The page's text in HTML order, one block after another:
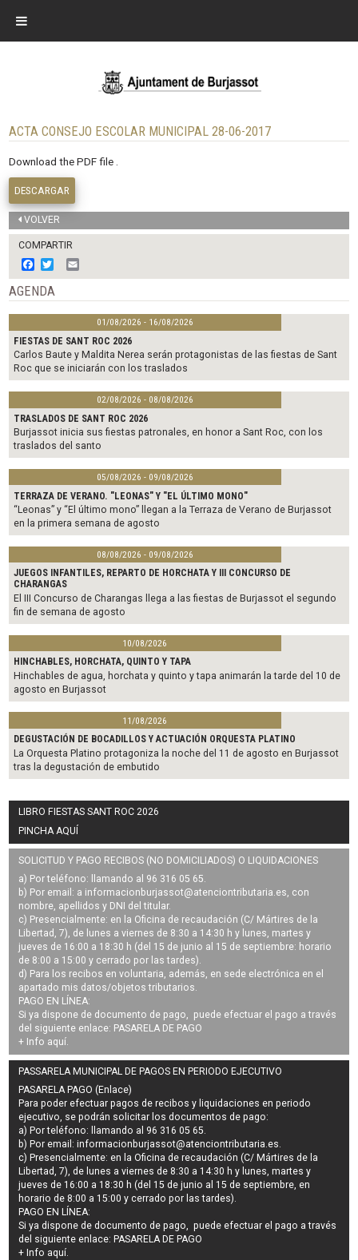
ACTA CONSEJO ESCOLAR MUNICIPAL 28-06-2017
Download the PDF file .
DESCARGAR
VOLVER
COMPARTIR
F
a
c
e
b
o
o
k
w
i
t
t
e
r
m
i
l
AGENDA
01/08/2026 - 16/08/2026
FIESTAS DE SANT ROC 2026
Carlos Baute y Maldita Nerea serán protagonistas de las fiestas de Sant
Roc que se iniciarán con los traslados
02/08/2026 - 08/08/2026
TRASLADOS DE SANT ROC 2026
Burjassot inicia sus fiestas patronales, en honor a Sant Roc, con los
traslados del santo
05/08/2026 - 09/08/2026
TERRAZA DE VERANO. "LEONAS" Y "EL ÚLTIMO MONO"
“Leonas” y “El último mono” llegan a la Terraza de Verano de Burjassot
en la primera semana de agosto
08/08/2026 - 09/08/2026
JUEGOS INFANTILES, REPARTO DE HORCHATA Y III CONCURSO DE
CHARANGAS
El III Concurso de Charangas llega a las fiestas de Burjassot el segundo
fin de semana de agosto
10/08/2026
HINCHABLES, HORCHATA, QUINTO Y TAPA
Hinchables de agua, horchata y quinto y tapa animarán la tarde del 10 de
agosto en Burjassot
11/08/2026
DEGUSTACIÓN DE BOCADILLOS Y ACTUACIÓN ORQUESTA PLATINO
La Orquesta Platino protagoniza la noche del 11 de agosto en Burjassot
tras la degustación de embutido
LIBRO FIESTAS SANT ROC 2026
PINCHA AQUÍ
SOLICITUD Y PAGO RECIBOS (NO DOMICILIADOS) O LIQUIDACIONES
a) Por teléfono: llamando al 96 316 05 65.
b) Por email: a informacionburjassot@atenciontributaria.es, con
nombre, apellidos y DNI del titular.
c) Presencialmente: en la Oficina de recaudación (C/ Mártires de la
Libertad, 7), de lunes a viernes de 8:30 a 14:30 h y lunes, martes y
jueves de 16:00 a 18:30 h (del 15 de junio al 15 de septiembre: horario
de 8:00 a 15:00 y cerrado por las tardes).
d) Para los recibos en voluntaria, además, en sede electrónica en el
apartado mis datos/objetos tributarios.
PAGO EN LÍNEA:
Si ya dispone de documento de pago, puede efectuar el pago a través
del siguiente enlace: PASARELA DE PAGO
+ Info aquí.
PASSARELA MUNICIPAL DE PAGOS EN PERIODO EJECUTIVO
PASARELA PAGO (Enlace)
Para poder efectuar pagos derecibos y liquidaciones en periodo
ejecutivo, se podrán solicitar los documentos de pago:
a) Por teléfono: llamando al 96 316 05 65.
b) Por email:informacionburjassot@atenciontributaria.es.
c) Presencialmente: en la Oficina de recaudación (C/ Mártires de la
Libertad, 7), de lunes a viernes de 8:30 a 14:30 h y lunes, martes y
jueves de 16:00 a 18:30 h (del 15 de junio al 15 de septiembre, en
horario de 8:00 a 15:00 y cerrado por las tardes).
PAGO EN LÍNEA:
Si ya dispone de documento de pago, puede efectuar el pago a través
del siguiente enlace: PASARELA DE PAGO
+ Info aquí.